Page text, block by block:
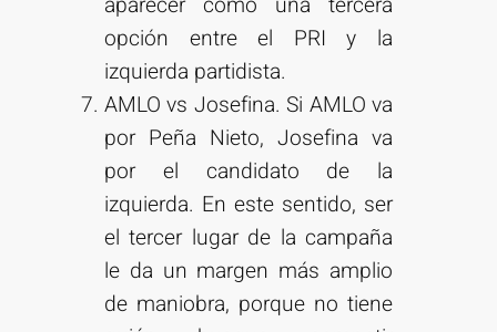
opción entre el PRI y la
izquierda partidista.
AMLO vs Josefina. Si AMLO va
por Peña Nieto, Josefina va
por el candidato de la
izquierda. En este sentido, ser
el tercer lugar de la campaña
le da un margen más amplio
de maniobra, porque no tiene